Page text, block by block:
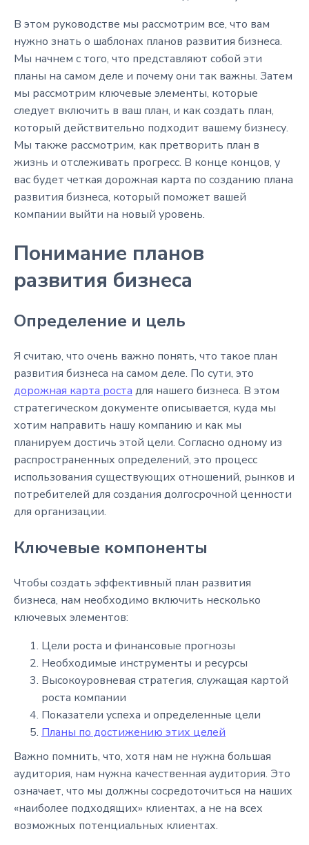
В этом руководстве мы рассмотрим все, что вам
нужно знать о шаблонах планов развития бизнеса.
Мы начнем с того, что представляют собой эти
планы на самом деле и почему они так важны. Затем
мы рассмотрим ключевые элементы, которые
следует включить в ваш план, и как создать план,
который действительно подходит вашему бизнесу.
Мы также рассмотрим, как претворить план в
жизнь и отслеживать прогресс. В конце концов, у
вас будет четкая дорожная карта по созданию плана
развития бизнеса, который поможет вашей
компании выйти на новый уровень.
Понимание планов
развития бизнеса
Определение и цель
Я считаю, что очень важно понять, что такое план
развития бизнеса на самом деле. По сути, это
дорожная карта роста для нашего бизнеса. В этом
стратегическом документе описывается, куда мы
хотим направить нашу компанию и как мы
планируем достичь этой цели. Согласно одному из
распространенных определений, это процесс
использования существующих отношений, рынков и
потребителей для создания долгосрочной ценности
для организации.
Ключевые компоненты
Чтобы создать эффективный план развития
бизнеса, нам необходимо включить несколько
ключевых элементов:
Цели роста и финансовые прогнозы
Необходимые инструменты и ресурсы
Высокоуровневая стратегия, служащая картой
роста компании
Показатели успеха и определенные цели
Планы по достижению этих целей
Важно помнить, что, хотя нам не нужна большая
аудитория, нам нужна качественная аудитория. Это
означает, что мы должны сосредоточиться на наших
«наиболее подходящих» клиентах, а не на всех
возможных потенциальных клиентах.